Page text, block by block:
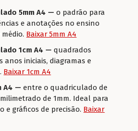
5mm A4 — o padrão para
e anotações no ensino
Baixar 5mm A4
1cm A4 — quadrados
anos iniciais, diagramas e
Baixar 1cm A4
A4 — entre o quadriculado de
de 1mm. Ideal para
e gráficos de precisão. Baixar